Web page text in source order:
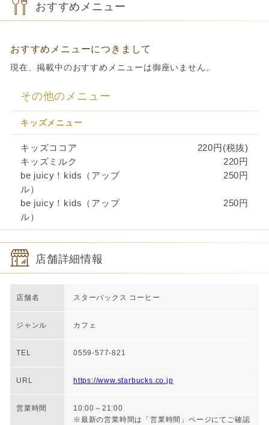
おすすめメニュー
おすすめメニューにつきまして
現在、掲載中のおすすめメニューは御座いません。
その他のメニュー
キッズメニュー
キッズココア
220円(税抜)
キッズミルク
220円
be juicy！kids（アップ
ル）
250円
be juicy！kids（アップ
ル）
250円
店舗詳細情報
店舗名 スターバックス コーヒー
ジャンル カフェ
TEL 0559-577-821
URL https://www.starbucks.co.jp
営業時間
10:00～21:00
※最新の営業時間は「営業時間」ページにてご確認